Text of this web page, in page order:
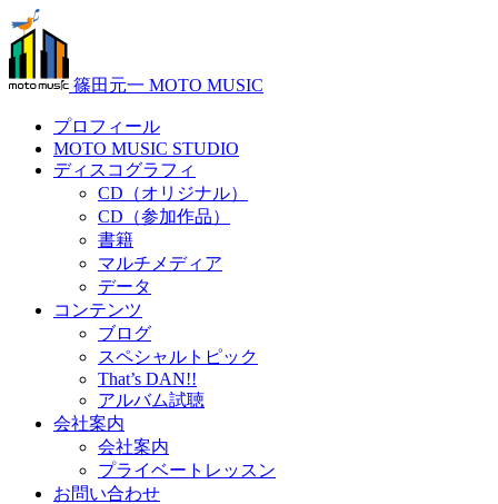
篠田元一 MOTO MUSIC
プロフィール
MOTO MUSIC STUDIO
ディスコグラフィ
CD（オリジナル）
CD（参加作品）
書籍
マルチメディア
データ
コンテンツ
ブログ
スペシャルトピック
That’s DAN!!
アルバム試聴
会社案内
会社案内
プライベートレッスン
お問い合わせ